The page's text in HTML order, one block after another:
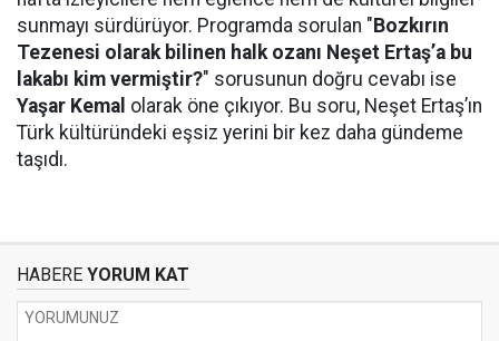
sunmayı sürdürüyor. Programda sorulan " Bozkırın
Tezenesi olarak bilinen halk ozanı Neşet Ertaş’a bu
lakabı kim vermiştir?" sorusunun doğru cevabı ise
Yaşar Kemal olarak öne çıkıyor. Bu soru, Neşet Ertaş’ın
Türk kültüründeki eşsiz yerini bir kez daha gündeme
taşıdı.
HABERE YORUM KAT